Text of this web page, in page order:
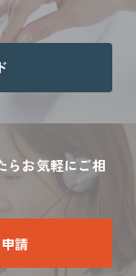
らお気軽にご相
請